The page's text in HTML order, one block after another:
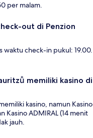
per malam.
out di Penzion
waktu check-in pukul: 19.00.
memiliki kasino di
kasino, namun Kasino
Kasino ADMIRAL (14 menit
jauh.